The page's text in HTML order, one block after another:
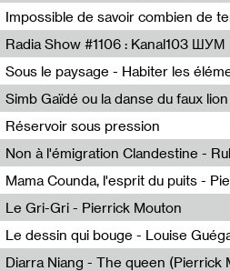
Nastassja Martin
Mélanie Blaison,Mateo Cuin
Radia Show #1106 : Kanal103 ШУМ
Kanal103
Nastassja Martin
Pierrick Mouton,Simb Gaïdé
Réservoir sous pression
Eden Tinto Collins,Rukku Djinne
Pierrick Mouton
Le Gri-Gri - Pierrick Mouton
Pierrick Mouton
Le dessin qui bouge - Louise
Louise Guégan
Diarra Niang - The queen (Pierrick